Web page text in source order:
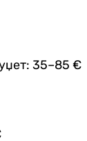
35–85 €